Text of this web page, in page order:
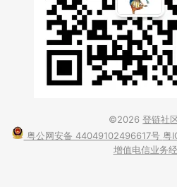
©2026 登链社
粤公网安备 44049102496617号 粤
增值电信业务